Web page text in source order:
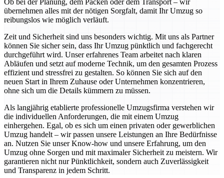
Ob bei der Planung, dem Packen oder dem Transport – wir
übernehmen alles mit der nötigen Sorgfalt, damit Ihr Umzug so
reibungslos wie möglich verläuft.
Zeit und Sicherheit sind uns besonders wichtig. Mit uns als Partner
können Sie sicher sein, dass Ihr Umzug pünktlich und fachgerecht
durchgeführt wird. Unser erfahrenes Team arbeitet nach klaren
Abläufen und setzt auf moderne Technik, um den gesamten Prozess
effizient und stressfrei zu gestalten. So können Sie sich auf den
neuen Start in Ihrem Zuhause oder Unternehmen konzentrieren,
ohne sich um die Details kümmern zu müssen.
Als langjährig etablierte professionelle Umzugsfirma verstehen wir
die individuellen Anforderungen, die mit einem Umzug
einhergehen. Egal, ob es sich um einen privaten oder gewerblichen
Umzug handelt – wir passen unsere Leistungen an Ihre Bedürfnisse
an. Nutzen Sie unser Know-how und unsere Erfahrung, um den
Umzug ohne Sorgen und mit maximaler Sicherheit zu meistern. Wir
garantieren nicht nur Pünktlichkeit, sondern auch Zuverlässigkeit
und Transparenz in jedem Schritt.